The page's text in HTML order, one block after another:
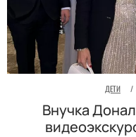
ДЕТИ /
Внучка